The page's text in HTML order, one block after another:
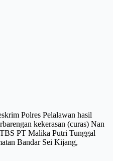
Polres Pelalawan hasil
kekerasan (curas) Nan
PT Malika Putri Tunggal
Bandar Sei Kijang,